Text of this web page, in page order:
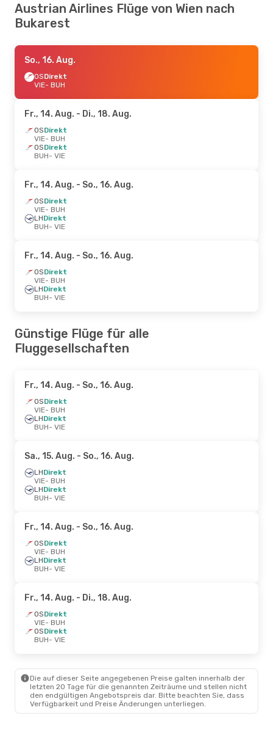
Austrian Airlines Flüge von Wien nach
Bukarest
So., 16. Aug.
OSDirekt
VIE- BUH
Fr., 14. Aug. - Di., 18. Aug.
OSDirekt
VIE- BUH
OSDirekt
BUH- VIE
Fr., 14. Aug. - So., 16. Aug.
OSDirekt
VIE- BUH
LHDirekt
BUH- VIE
Fr., 14. Aug. - So., 16. Aug.
OSDirekt
VIE- BUH
LHDirekt
BUH- VIE
Günstige Flüge für alle
Fluggesellschaften
Fr., 14. Aug. - So., 16. Aug.
OSDirekt
VIE- BUH
LHDirekt
BUH- VIE
Sa., 15. Aug. - So., 16. Aug.
LHDirekt
VIE- BUH
LHDirekt
BUH- VIE
Fr., 14. Aug. - So., 16. Aug.
OSDirekt
VIE- BUH
LHDirekt
BUH- VIE
Fr., 14. Aug. - Di., 18. Aug.
OSDirekt
VIE- BUH
OSDirekt
BUH- VIE
Die auf dieser Seite angegebenen Preise galten innerhalb der
letzten 20 Tage für die genannten Zeiträume und stellen nicht
den endgültigen Angebotspreis dar. Bitte beachten Sie, dass
Verfügbarkeit und Preise Änderungen unterliegen.